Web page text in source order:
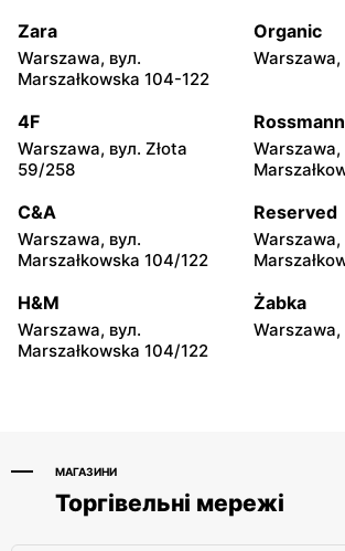
moje sklepy
Górki, вул. Górki 71
moje sklepy
Gumniska,
moje sklepy
Iwierzyce, вул. Iwierzyce
152A
moje sklepy
Tczew,
Żwirki 61
moje sklepy
Hyżne, вул. Hyżne 100
moje sklepy
Jarosław,
147
moje sklepy
Niebylec, вул. Niebylec 139
moje sklepy
Opole,
Zara
Warszawa, вул.
Marszałkowska 104-122
Organic
Warszawa,
4F
Warszawa, вул. Złota
59/258
Rossmann
Warszawa,
C&A
Warszawa, вул.
Marszałkowska 104/122
Reserved
Warszawa,
H&M
Warszawa, вул.
Marszałkowska 104/122
Żabka
Warszawa,
МАГАЗИНИ
Торгівельні мережі